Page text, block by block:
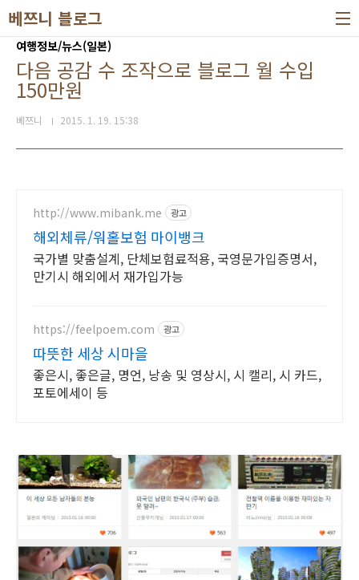
베쯔니 블로그
여행정보/뉴스(일본)
다음 공감 수 조작으로 블로그 월 수입
150만원
베쯔니 2015. 1. 19. 15:38
http://www.mibank.me 광고
해외체류/워홀보험 마이뱅크
국가별 맞춤설계, 단체보험료적용, 국영문가입증명서,
만기시 해외에서 재가입가능
https://feelpoem.com 광고
따뜻한 세상 시마을
좋은시, 좋은글, 명언, 낭송 및 영상시, 시 캘리, 시 카드,
포토에세이 등